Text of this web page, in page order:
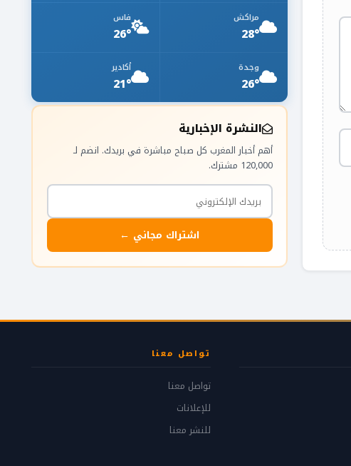
مراكش
28°
فاس
26°
وجدة
26°
أكادير
21°
النشرة الإخبارية
أهم أخبار المغرب كل صباح مباشرة في بريدك. انضم لـ
120,000 مشترك.
اشتراك مجاني ←
تواصل معنا
تواصل معنا
للإعلانات
للنشر معنا